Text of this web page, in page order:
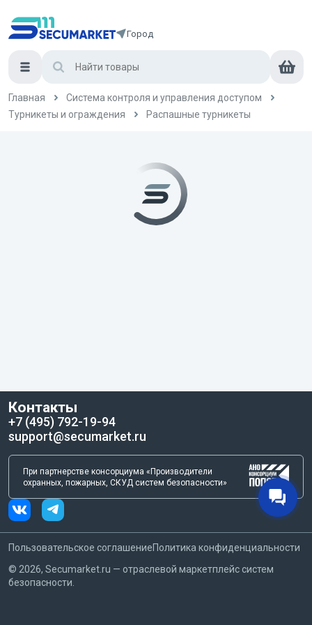
Город
Главная
Система контроля и управления доступом
Турникеты и ограждения
Распашные турникеты
Контакты
+7 (495) 792-19-94
support@secumarket.ru
При партнерстве консорциума «Производители
охранных, пожарных, СКУД систем безопасности»
Пользовательское соглашениеПолитика конфиденциальности
© 2026, Secumarket.ru — отраслевой маркетплейс систем
безопасности.